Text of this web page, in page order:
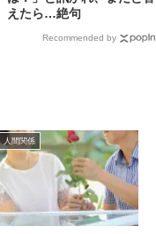
えたら…絶句
Recommended by
人間関係